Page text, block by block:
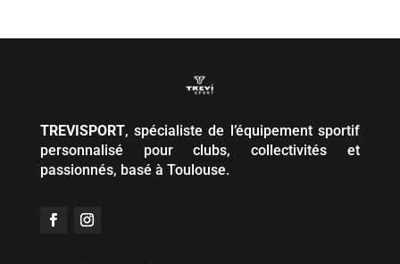
TREVISPORT, spécialiste de l’équipement sportif
personnalisé pour clubs, collectivités et
passionnés, basé à Toulouse.